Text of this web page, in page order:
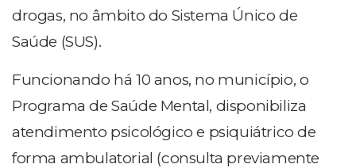
drogas, no âmbito do Sistema Único de
Saúde (SUS).
Funcionando há 10 anos, no município, o
Programa de Saúde Mental, disponibiliza
atendimento psicológico e psiquiátrico de
forma ambulatorial (consulta previamente